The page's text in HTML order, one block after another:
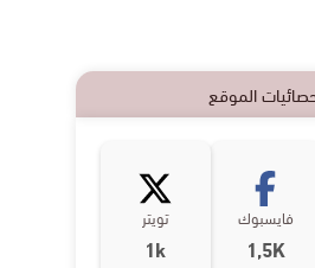
الموقع
فايسبوك
1,5K
تويتر
1k